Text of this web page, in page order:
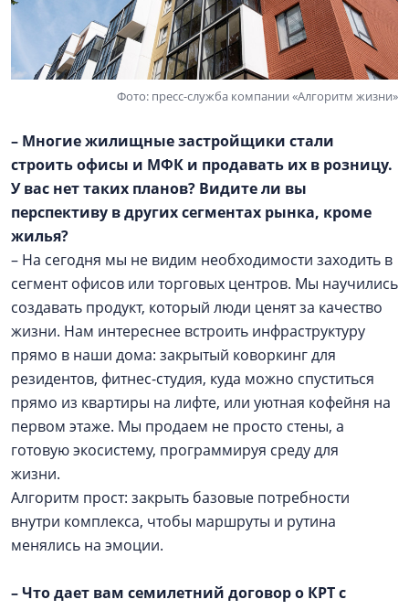
Фото: пресс-служба компании «Алгоритм жизни»
– Многие жилищные застройщики стали
строить офисы и МФК и продавать их в розницу.
У вас нет таких планов? Видите ли вы
перспективу в других сегментах рынка, кроме
жилья?
– На сегодня мы не видим необходимости заходить в
сегмент офисов или торговых центров. Мы научились
создавать продукт, который люди ценят за качество
жизни. Нам интереснее встроить инфраструктуру
прямо в наши дома: закрытый коворкинг для
резидентов, фитнес-студия, куда можно спуститься
прямо из квартиры на лифте, или уютная кофейня на
первом этаже. Мы продаем не просто стены, а
готовую экосистему, программируя среду для
жизни.
Алгоритм прост: закрыть базовые потребности
внутри комплекса, чтобы маршруты и рутина
менялись на эмоции.
– Что дает вам семилетний договор о КРТ с